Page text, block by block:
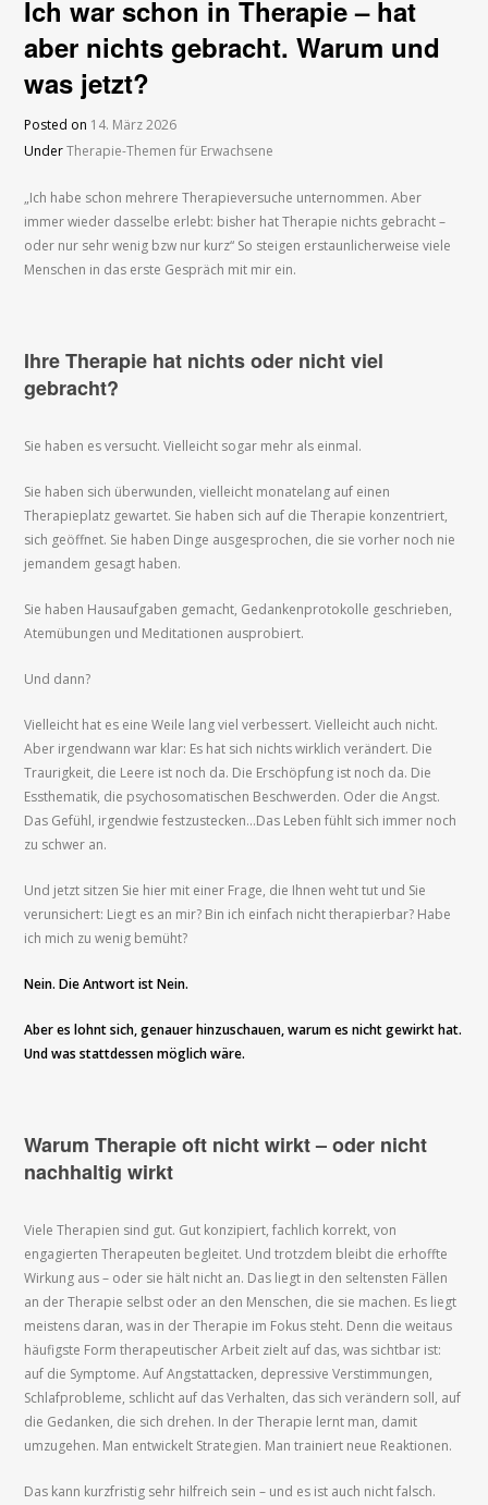
Ich war schon in Therapie – hat
aber nichts gebracht. Warum und
was jetzt?
Posted on 14. März 2026
UnderTherapie-Themen für Erwachsene
„Ich habe schon mehrere Therapieversuche unternommen. Aber
immer wieder dasselbe erlebt: bisher hat Therapie nichts gebracht –
oder nur sehr wenig bzw nur kurz“ So steigen erstaunlicherweise viele
Menschen in das erste Gespräch mit mir ein.
Ihre Therapie hat nichts oder nicht viel
gebracht?
Sie haben es versucht. Vielleicht sogar mehr als einmal.
Sie haben sich überwunden, vielleicht monatelang auf einen
Therapieplatz gewartet. Sie haben sich auf die Therapie konzentriert,
sich geöffnet. Sie haben Dinge ausgesprochen, die sie vorher noch nie
jemandem gesagt haben.
Sie haben Hausaufgaben gemacht, Gedankenprotokolle geschrieben,
Atemübungen und Meditationen ausprobiert.
Und dann?
Vielleicht hat es eine Weile lang viel verbessert. Vielleicht auch nicht.
Aber irgendwann war klar: Es hat sich nichts wirklich verändert. Die
Traurigkeit, die Leere ist noch da. Die Erschöpfung ist noch da. Die
Essthematik, die psychosomatischen Beschwerden. Oder die Angst.
Das Gefühl, irgendwie festzustecken…Das Leben fühlt sich immer noch
zu schwer an.
Und jetzt sitzen Sie hier mit einer Frage, die Ihnen weht tut und Sie
verunsichert: Liegt es an mir? Bin ich einfach nicht therapierbar? Habe
ich mich zu wenig bemüht?
Nein. Die Antwort ist Nein.
Aber es lohnt sich, genauer hinzuschauen, warum es nicht gewirkt hat.
Und was stattdessen möglich wäre.
Warum Therapie oft nicht wirkt – oder nicht
nachhaltig wirkt
Viele Therapien sind gut. Gut konzipiert, fachlich korrekt, von
engagierten Therapeuten begleitet. Und trotzdem bleibt die erhoffte
Wirkung aus – oder sie hält nicht an. Das liegt in den seltensten Fällen
an der Therapie selbst oder an den Menschen, die sie machen. Es liegt
meistens daran, was in der Therapie im Fokus steht. Denn die weitaus
häufigste Form therapeutischer Arbeit zielt auf das, was sichtbar ist:
auf die Symptome. Auf Angstattacken, depressive Verstimmungen,
Schlafprobleme, schlicht auf das Verhalten, das sich verändern soll, auf
die Gedanken, die sich drehen. In der Therapie lernt man, damit
umzugehen. Man entwickelt Strategien. Man trainiert neue Reaktionen.
Das kann kurzfristig sehr hilfreich sein – und es ist auch nicht falsch.